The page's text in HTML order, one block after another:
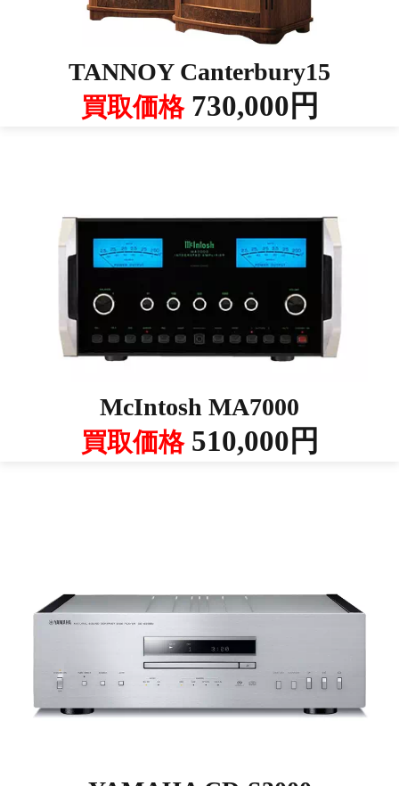
TANNOY Canterbury15
買取価格730,000円
McIntosh MA7000
買取価格510,000円